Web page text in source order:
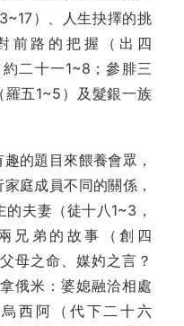
）、人生抉擇的挑
前路的把握（出四
二十一1~8；參腓三
羅五1~5）及髮銀一族
的題目來餵養會眾，
庭成員不同的關係，
夫妻（徒十八1~3，
兄弟的故事（創四
母之命、媒妁之言？
俄米：婆媳融洽相處
西阿（代下二十六